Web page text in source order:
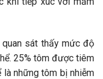
sát thấy mức độ
25% tôm được tiêm
là những tôm bị nhiễm